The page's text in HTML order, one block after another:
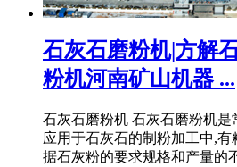
石灰石磨粉机|方解
粉机河南矿山机器 ...
石灰石磨粉机 石灰石磨粉机
应用于石灰石的制粉加工中,
据石灰粉的要求规格和产量的